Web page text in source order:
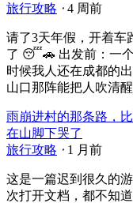
旅行攻略 ⋅ 4 周前
请了3天年假，开着车
了 😴🚗 出发前：一
时候我人还在成都的
山口那阵能把人吹清
雨崩进村的那条路，
在山脚下哭了
旅行攻略 ⋅ 1 月前
这是一篇迟到很久的
次打开文档，都不知